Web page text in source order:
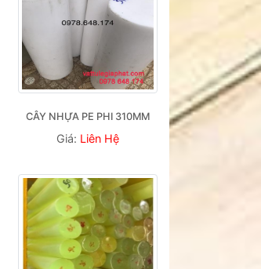
CÂY NHỰA PE PHI 310MM
Giá: Liên Hệ